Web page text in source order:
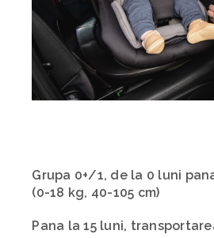
Grupa 0+/1, de la 0 luni
(0-18 kg, 40-105 cm)
Pana la 15 luni,